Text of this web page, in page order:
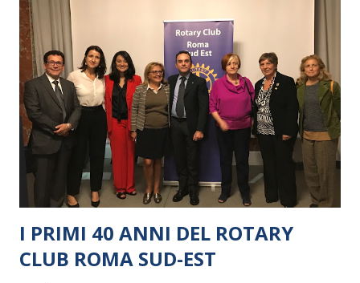
I PRIMI 40 ANNI DEL ROTARY
CLUB ROMA SUD-EST